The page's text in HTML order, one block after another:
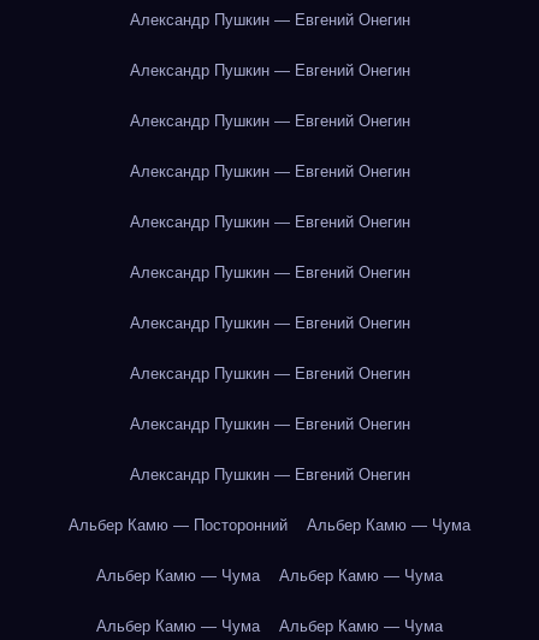
Александр Пушкин — Евгений Онегин
Александр Пушкин — Евгений Онегин
Александр Пушкин — Евгений Онегин
Александр Пушкин — Евгений Онегин
Александр Пушкин — Евгений Онегин
Александр Пушкин — Евгений Онегин
Александр Пушкин — Евгений Онегин
Александр Пушкин — Евгений Онегин
Александр Пушкин — Евгений Онегин
Александр Пушкин — Евгений Онегин
Альбер Камю — Посторонний Альбер Камю — Чума
Альбер Камю — Чума Альбер Камю — Чума
Альбер Камю — Чума Альбер Камю — Чума